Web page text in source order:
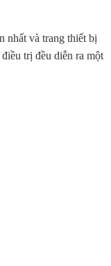
nhất và trang thiết bị
trị đều diễn ra một